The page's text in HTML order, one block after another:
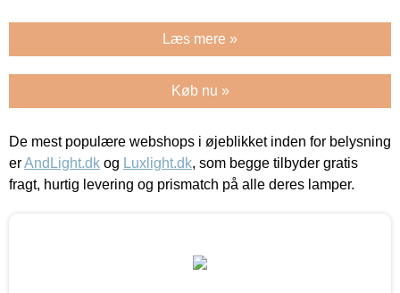
Læs mere »
Køb nu »
De mest populære webshops i øjeblikket inden for belysning
erAndLight.dk og Luxlight.dk, som begge tilbyder gratis
fragt, hurtig levering og prismatch på alle deres lamper.